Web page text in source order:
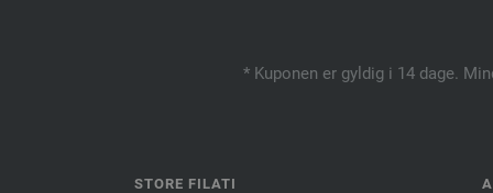
* Kuponen er gyldig i 14 dage.
STORE FILATI